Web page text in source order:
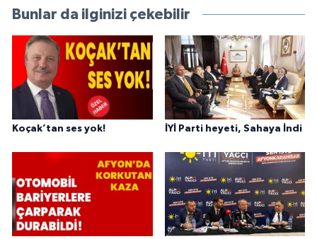
Bunlar da ilginizi çekebilir
Koçak’tan ses yok! İYİ Parti heyeti, Sahaya İndi